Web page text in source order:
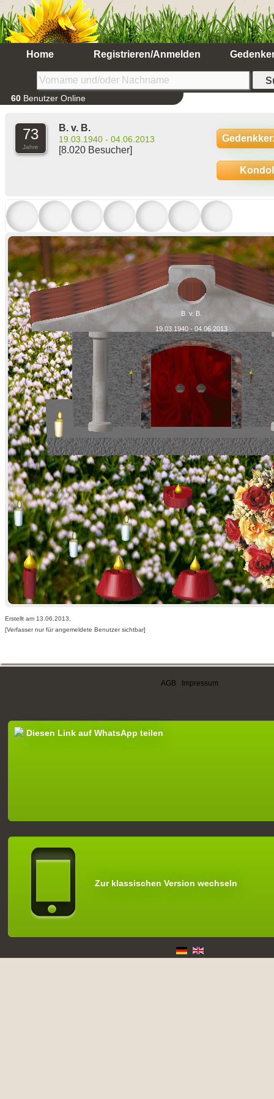
Home Registrieren/Anmelden
60 Benutzer Online
73
Jahre
B. v. B.
19.03.1940 - 04.06.2013
[8.020 Besucher]
B. v. B.
19.03.1940 - 04.06.2013
Erstellt am 13.06.2013,
[Verfasser nur für angemeldete Benutzer sichtbar]
AGB Impressum
Diesen Link auf WhatsApp teilen
Zur klassischen Version wechseln